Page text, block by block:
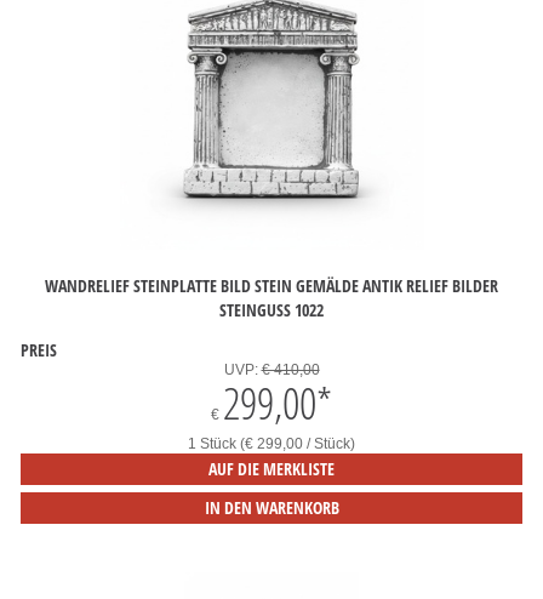
WANDRELIEF STEINPLATTE BILD STEIN GEMÄLDE ANTIK RELIEF BILDER
STEINGUSS 1022
PREIS
UVP:€ 410,00
€ 299,00*
1 Stück (€ 299,00 / Stück)
AUF DIE MERKLISTE
IN DEN WARENKORB